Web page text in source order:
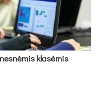
kla­sė­mis